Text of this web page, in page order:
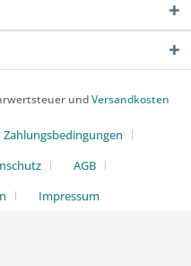
undVersandkosten
AGB
Impressum